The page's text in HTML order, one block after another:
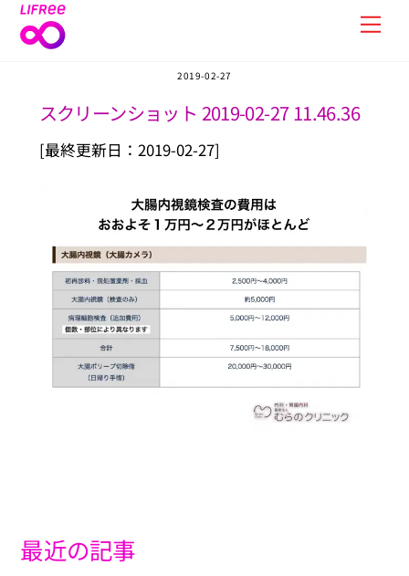
Skip
2019-02-27
スクリーンショット 2019-02-27 11.46.36
[最終更新日：2019-02-27]
最近の記事